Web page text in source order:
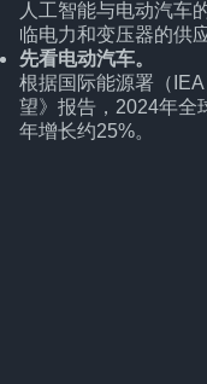
人工智能与电动汽车
临电力和变压器的供
先看电动汽车。
根据国际能源署（
望》报告，2024年全
年增长约25%。